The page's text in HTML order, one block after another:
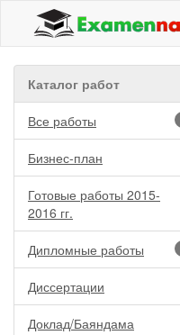
Каталог работ
Все работы
Бизнес-план
Готовые работы 2015-
2016 гг.
Дипломные работы
Диссертации
Доклад/Баяндама